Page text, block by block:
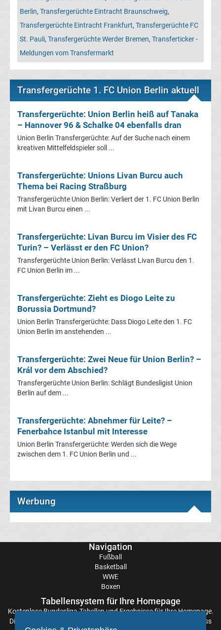
Bayern
München
Borussia
Dortmund
Transfergerüchte
Mönchengladbach
Transfergerüchte
Chemnitzer
FC
Dynamo
Dresden
Transfergerüchte
Eintracht
Transfergerüchte
Eintracht
Frankfurt
Transfergerüchte
Augsburg
Berlin, Transfergerüchte Eintracht Braunschweig,
Transfergerüchte Eintracht Frankfurt, Transfergerüchte FC
St. Pauli, Transfergerüchte Werder Bremen, Transferticker -
Meldungen vom Transfermarkt
Transfergerüchte 1. FC Union Berlin aktuell
Transfergerüchte: Union Berlin heiß auf Tanaka
– Hannover 96 & Schalke 04 ebenfalls dran
Union Berlin Transfergerüchte: Auf der Suche nach einem
kreativen Mittelfeldspieler soll ...
Transfergerüchte: Unions Livan Burcu auch
Thema bei Racing Straßburg
Transfergerüchte Union Berlin: Verliert der 1. FC Union Berlin
mit Livan Burcu einen ...
Transfergerüchte: Livan Burcu im Visier des FC
Turin? – Verlässt er den FC Union?
Transfergerüchte Union Berlin: Verlässt Livan Burcu den 1.
FC Union Berlin im ...
Transfergerüchte: Zieht es Diogo Leite zu
Borussia Dortmund?
Union Berlin Transfergerüchte: Dass Diogo Leite den 1. FC
Union Berlin im anstehenden ...
Transfergerüchte: Zwei Neue für Union Berlin? –
Král vor dem Abschied?
Transfergerüchte Union Berlin: Schlägt Bundesligist Union
Berlin auf dem ...
Transfergerüchte: Abnehmer für Leite? –
Fenerbahce Istanbul mit Interesse
Union Berlin Transfergerüchte: Werden sich die Wege
zwischen dem 1. FC Union Berlin und ...
Werbung
Navigation
Fußball
Basketball
WWE
Boxen
Tabellensystem für Ihre Homepage
KostenloseBundesliga-Tabellenund Ergebnisse für Ihre Homepage.
Die Aktualisierung der Ergebnisse erfolgt alle paar Minuten, sodass